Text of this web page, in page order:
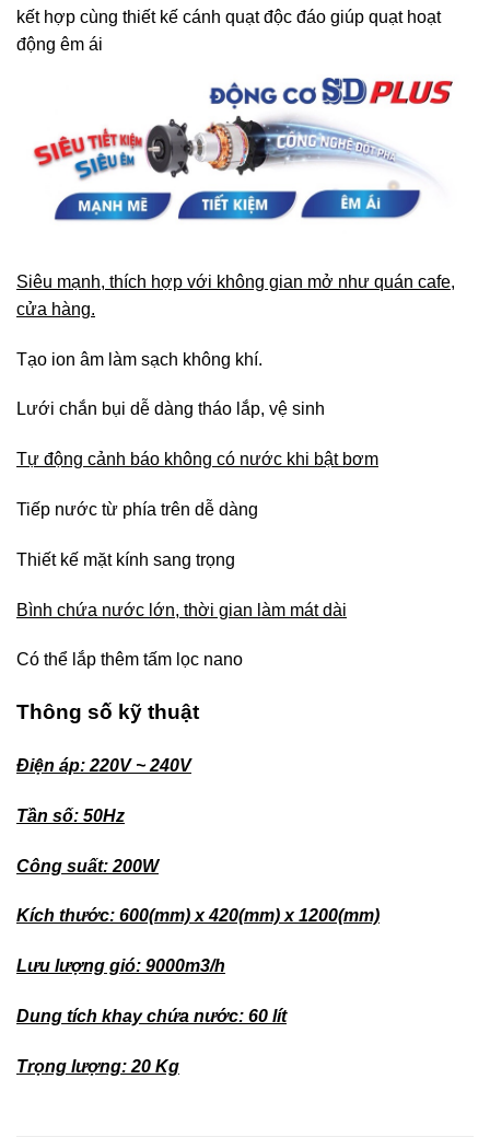
kết hợp cùng thiết kế cánh quạt độc đáo giúp quạt hoạt
động êm ái
Siêu mạnh, thích hợp với không gian mở như quán cafe,
cửa hàng.
Tạo ion âm làm sạch không khí.
Lưới chắn bụi dễ dàng tháo lắp, vệ sinh
Tự động cảnh báo không có nước khi bật bơm
Tiếp nước từ phía trên dễ dàng
Thiết kế mặt kính sang trọng
Bình chứa nước lớn, thời gian làm mát dài
Có thể lắp thêm tấm lọc nano
Thông số kỹ thuật
Điện áp: 220V ~ 240V
Tần số: 50Hz
Công suất: 200W
Kích thước: 600(mm) x 420(mm) x 1200(mm)
Lưu lượng gió: 9000m3/h
Dung tích khay chứa nước: 60 lít
Trọng lượng: 20 Kg